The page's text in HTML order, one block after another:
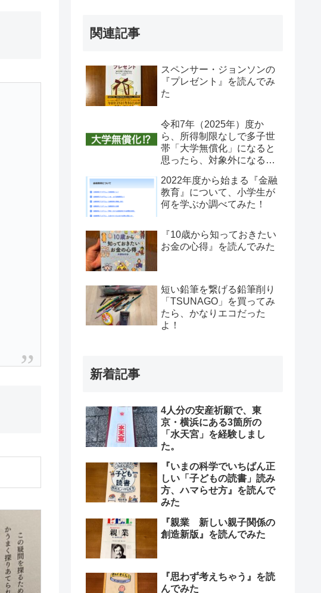
関連記事
スペンサー・ジョンソンの
『プレゼント』を読んでみ
た
令和7年（2025年）度か
ら、所得制限なしで多子世
帯「大学無償化」になると
思ったら、対象外になる仕
2022年度から始まる『金融
教育』について、小学生が
何を学ぶか調べてみた！
『10歳から知っておきたい
お金の心得』を読んでみた
短い鉛筆を繋げる鉛筆削り
「TSUNAGO」を買ってみ
たら、かなりエコだった
よ！
新着記事
4人分の安産祈願で、東
京・横浜にある3箇所の
「水天宮」を経験しまし
た。
『いまの科学でいちばん正
しい「子どもの読書」読み
方、ハマらせ方』を読んで
みた
『親業 新しい親子関係の
創造新版』を読んでみた
『思わず考えちゃう』を読
んでみた